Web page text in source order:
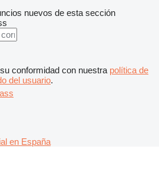
nuevos de esta sección
conformidad con nuestra política de
del usuario.
en España